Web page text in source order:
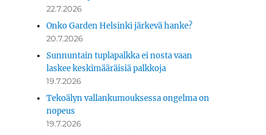
22.7.2026
Onko Garden Helsinki järkevä hanke?
20.7.2026
Sunnuntain tuplapalkka ei nosta vaan
laskee keskimääräisiä palkkoja
19.7.2026
Tekoälyn vallankumouksessa ongelma on
nopeus
19.7.2026